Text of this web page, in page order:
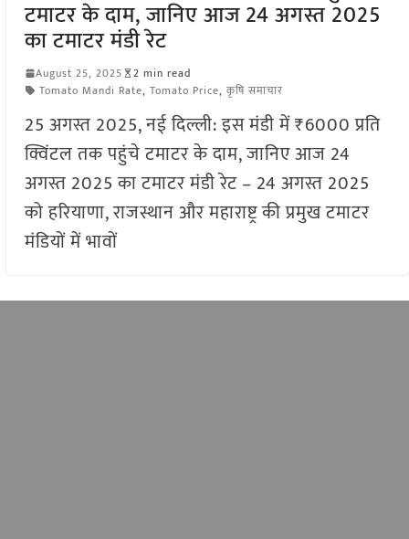
टमाटर के दाम, जानिए आज 24 अगस्त 2025
का टमाटर मंडी रेट
August 25, 2025
2 min read
Tomato Mandi Rate, Tomato Price, कृषि समाचार
25 अगस्त 2025, नई दिल्ली: इस मंडी में ₹6000 प्रति
क्विंटल तक पहुंचे टमाटर के दाम, जानिए आज 24
अगस्त 2025 का टमाटर मंडी रेट – 24 अगस्त 2025
को हरियाणा, राजस्थान और महाराष्ट्र की प्रमुख टमाटर
मंडियों में भावों